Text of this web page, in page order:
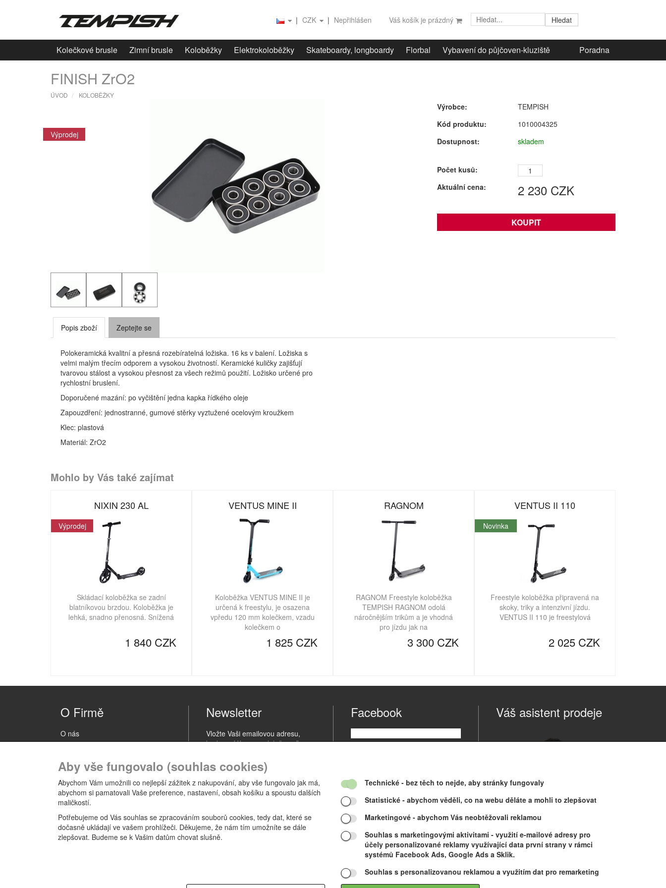
Aby vše fungovalo (souhlas cookies)
Abychom Vám umožnili co nejlepší zážitek z nakupování, aby vše fungovalo jak má,
abychom si pamatovali Vaše preference, nastavení, obsah košíku a spoustu dalších
maličkostí.
Potřebujeme od Vás souhlas se zpracováním souborů cookies, tedy dat, které se
dočasně ukládají ve vašem prohlížeči. Děkujeme, že nám tím umožníte se dále
zlepšovat. Budeme se k Vašim datům chovat slušně.
Technické - bez těch to nejde, aby stránky fungovaly
Statistické - abychom věděli, co na webu děláte a mohli to zlepšovat
Marketingové - abychom Vás neobtěžovali reklamou
Souhlas s marketingovými aktivitami - využití e-mailové adresy pro
účely personalizované reklamy využívající data první strany v rámci
systémů Facebook Ads, Google Ads a Sklik.
Souhlas s personalizovanou reklamou a využitím dat pro remarketing
Hledat
Váš košík je prázdný
| Nepřihlášen
| CZK
Kolečkové brusle Zimní brusle Koloběžky Elektrokoloběžky Skateboardy, longboardy Florbal Vybavení do půjčoven-kluziště Poradna
FINISH ZrO2
ÚVOD KOLOBĚŽKY
Výprodej
Výrobce:
TEMPISH
Kód produktu:
1010004325
Dostupnost:
skladem
Počet kusů:
Aktuální cena:
2 230 CZK
Popis zboží Zeptejte se
Polokeramická kvalitní a přesná rozebíratelná ložiska. 16 ks v balení. Ložiska s
velmi malým třecím odporem a vysokou životností. Keramické kuličky zajišťují
tvarovou stálost a vysokou přesnost za všech režimů použití. Ložisko určené pro
rychlostní bruslení.
Doporučené mazání: po vyčištění jedna kapka řídkého oleje
Zapouzdření: jednostranné, gumové stěrky vyztužené ocelovým kroužkem
Klec: plastová
Materiál: ZrO2
Mohlo by Vás také zajímat
Výprodej
NIXIN 230 AL
Skládací koloběžka se zadní
blatníkovou brzdou. Koloběžka je
lehká, snadno přenosná. Snížená
1 840 CZK
VENTUS MINE II
Koloběžka VENTUS MINE II je
určená k freestylu, je osazena
vpředu 120 mm kolečkem, vzadu
kolečkem o
1 825 CZK
RAGNOM
RAGNOM Freestyle koloběžka
TEMPISH RAGNOM odolá
náročnějším trikům a je vhodná
pro jízdu jak na
3 300 CZK
Novinka
VENTUS II 110
Freestyle koloběžka připravená na
skoky, triky a intenzivní jízdu.
VENTUS II 110 je freestylová
2 025 CZK
O Firmě
O nás
Obchodní podmínky
Ochrana osobních údajů
Reklamační řád
Newsletter
Vložte Vaši emailovou adresu,
budeme Vám pravidelně zasílat
Facebook Váš asistent prodeje
tel: 608 416 078
info@tempish.cz